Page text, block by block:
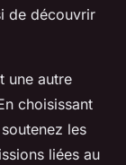
de découvrir
une autre
choisissant
les
liées au